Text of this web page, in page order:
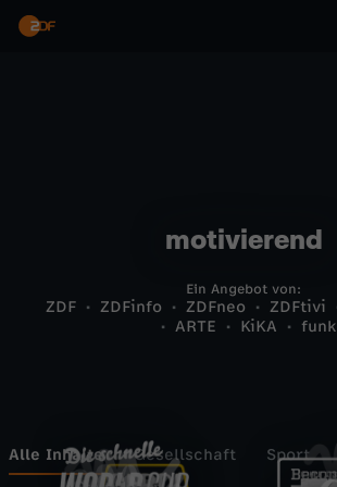
motivierend
Ein Angebot von:
ZDF ZDFinfo ZDFneo ZDFtivi
ARTE
KiKA funk
Alle Inhalte Gesellschaft Sport